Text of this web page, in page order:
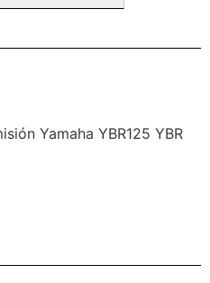
Yamaha YBR125 YBR